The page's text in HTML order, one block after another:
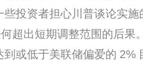
投资者担心川普谈论实
超出短期调整范围的后果
或低于美联储偏爱的 2%